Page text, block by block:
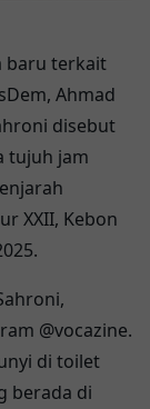
baru terkait
Ahmad
disebut
tujuh jam
XXII, Kebon
@vocazine.
di toilet
berada di